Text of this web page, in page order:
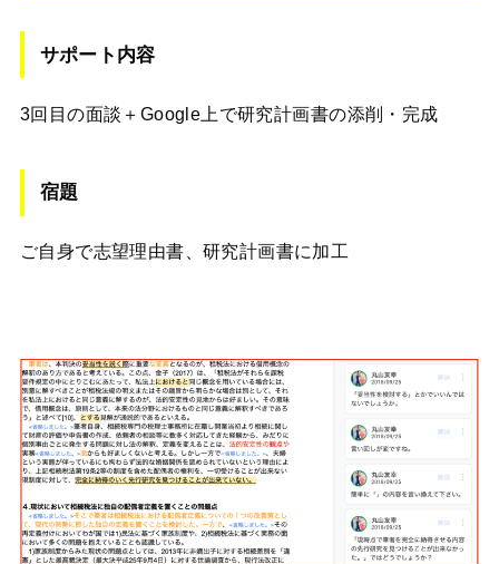
サポート内容
3回目の面談＋Google上で研究計画書の添削・完成
宿題
ご自身で志望理由書、研究計画書に加工